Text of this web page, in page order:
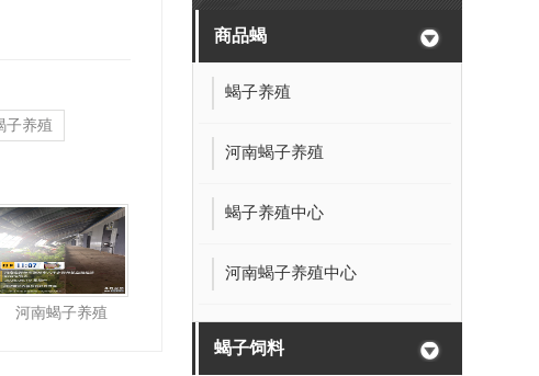
子养殖
河南蝎子养殖
商品蝎
蝎子养殖
河南蝎子养殖
蝎子养殖中心
河南蝎子养殖中心
蝎子饲料